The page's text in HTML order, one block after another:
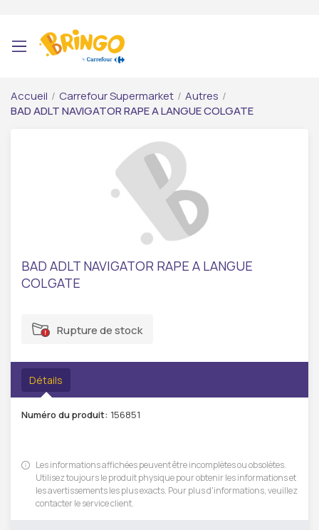
Accueil / Carrefour Supermarket / Autres /
BAD ADLT NAVIGATOR RAPE A LANGUE COLGATE
BAD ADLT NAVIGATOR RAPE A LANGUE
COLGATE
Rupture de stock
Détails
Numéro du produit: 156851
Les informations affichées peuvent être incomplètes ou obsolètes.
Utilisez toujours le produit physique pour obtenir les informations et
les avertissements les plus exacts. Pour plus d'informations, veuillez
contacter le service client.